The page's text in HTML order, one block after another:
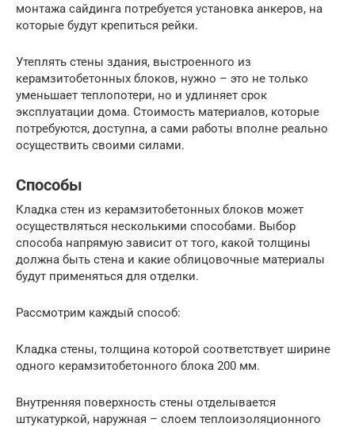
монтажа сайдинга потребуется установка анкеров, на
которые будут крепиться рейки.
Утеплять стены здания, выстроенного из
керамзитобетонных блоков, нужно – это не только
уменьшает теплопотери, но и удлиняет срок
эксплуатации дома. Стоимость материалов, которые
потребуются, доступна, а сами работы вполне реально
осуществить своими силами.
Способы
Кладка стен из керамзитобетонных блоков может
осуществляться несколькими способами. Выбор
способа напрямую зависит от того, какой толщины
должна быть стена и какие облицовочные материалы
будут применяться для отделки.
Рассмотрим каждый способ:
Кладка стены, толщина которой соответствует ширине
одного керамзитобетонного блока 200 мм.
Внутренняя поверхность стены отделывается
штукатуркой, наружная – слоем теплоизоляционного